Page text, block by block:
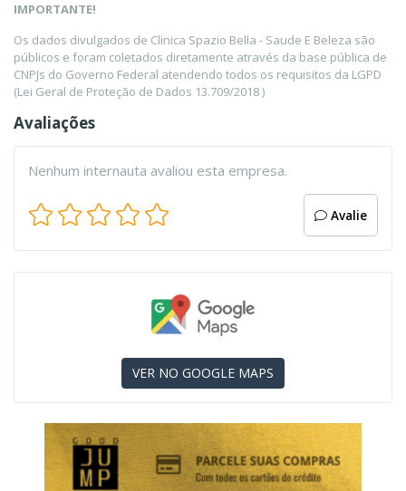
IMPORTANTE!
Os dados divulgados de Clinica Spazio Bella - Saude E Beleza são
públicos e foram coletados diretamente através da base pública de
CNPJs do Governo Federal atendendo todos os requisitos da LGPD
(Lei Geral de Proteção de Dados 13.709/2018 )
Avaliações
Nenhum internauta avaliou esta empresa.
Avalie
VER NO GOOGLE MAPS